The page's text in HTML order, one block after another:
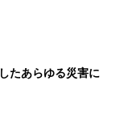
たあらゆる災害に